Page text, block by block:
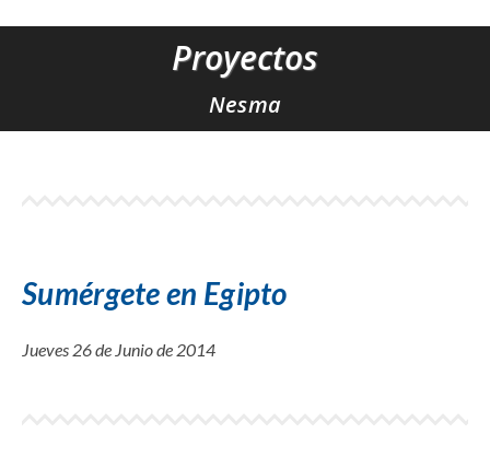
Proyectos
Nesma
Estás aquí:
Sumérgete en Egipto
Jueves 26 de Junio de 2014